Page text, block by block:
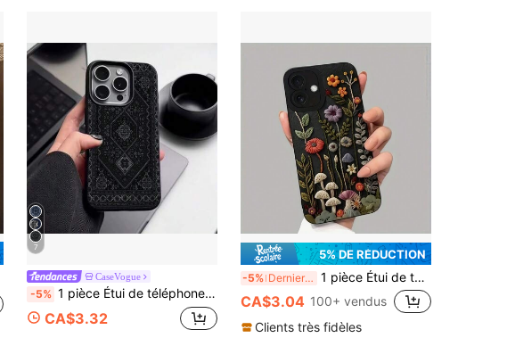
7
CaseVogue
-5% 1 pièce Étui de téléphone avec motif de texture de tapis floral en matériau TPU, compatible avec iPhone 17 Pro Max/17/16 Pro Max/15/13/12/11, S20 FE/A15/S24/A55, Note 11/12/13 Pro. Couverture de protection complète anti-chute, étui de téléphone souple
CA$3.32
5% DE RÉDUCTION
-5% Derniers 3 jours 1 pièce Étui de téléphone avec motif floral brodé noir mat vif, compatible avec iPhone 16 Pro Max, 15, 14 Plus, 13, 12, 11 et séries. Version internationale, résistant à l'eau, aux chocs, aux chutes et aux rayures, et non la version domestique.
CA$3.04 100+ vendus
Clients très fidèles